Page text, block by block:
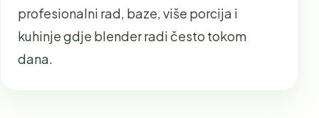
profesionalni rad, baze, više porcija i
kuhinje gdje blender radi često tokom
dana.